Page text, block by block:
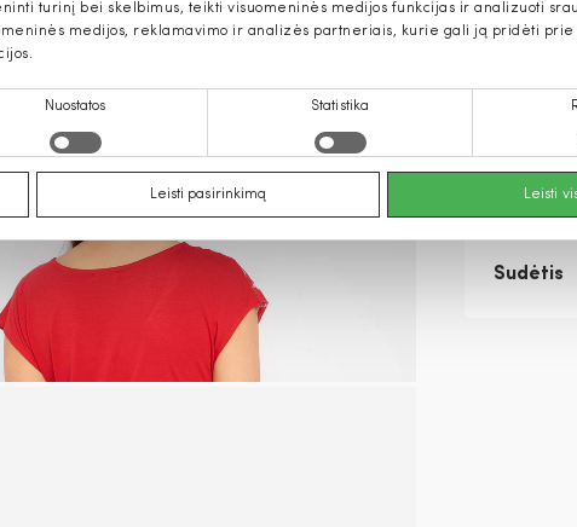
turinį bei skelbimus, teikti visuomeninės medijos funkcijas ir analizuoti
medijos, reklamavimo ir analizės partneriais, kurie gali ją pridėti prie
Nuostatos Statistika
Leisti pasirinkimą Leisti
Deja,
Prekės
Sudėtis